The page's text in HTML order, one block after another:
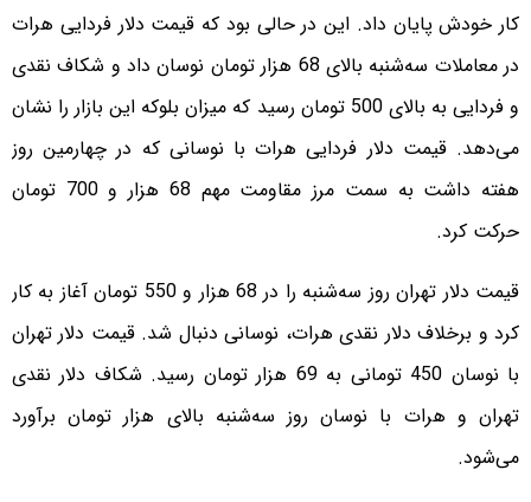
کار خودش پایان داد. این در حالی بود که قیمت دلار فردایی هرات
در معاملات سه‌شنبه بالای 68 هزار تومان نوسان داد و شکاف نقدی
و فردایی به بالای 500 تومان رسید که میزان بلوکه این بازار را نشان
می‌دهد. قیمت دلار فردایی هرات با نوسانی که در چهارمین روز
هفته داشت به سمت مرز مقاومت مهم 68 هزار و 700 تومان
حرکت کرد.
قیمت دلار تهران روز سه‌شنبه را در 68 هزار و 550 تومان آغاز به کار
کرد و برخلاف دلار نقدی هرات، نوسانی دنبال شد. قیمت دلار تهران
با نوسان 450 تومانی به 69 هزار تومان رسید. شکاف دلار نقدی
تهران و هرات با نوسان روز سه‌شنبه بالای هزار تومان برآورد
می‌شود.